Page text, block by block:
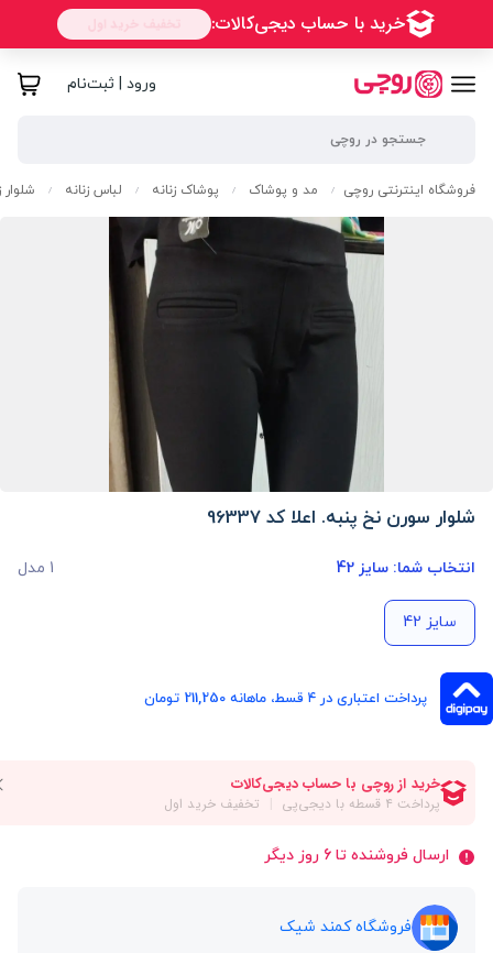
ورود | ثبت‌نام
فروشگاه اینترنتی روچی / مد و پوشاک / پوشاک زنانه / لباس زنانه / شلوار
شلوار سورن نخ پنبه. اعلا کد 96337
انتخاب شما: سایز 42 1 مدل
سایز 42
پرداخت اعتباری در ۴ قسط، ماهانه 211,250 تومان
ارسال فروشنده تا 6 روز دیگر
فروشگاه کمند شیک